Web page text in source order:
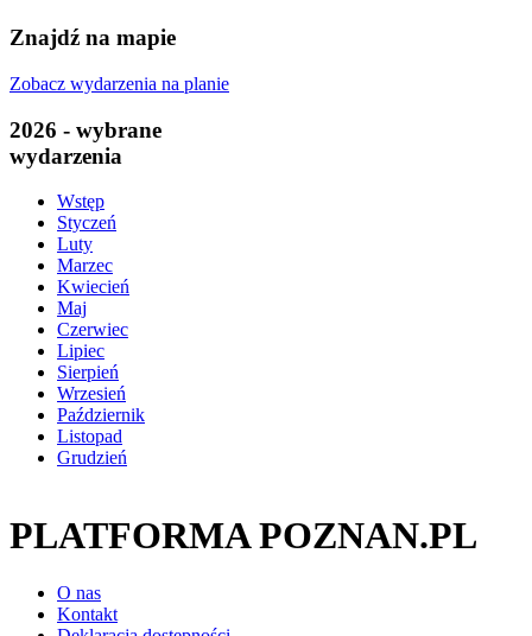
Znajdź na mapie
Zobacz wydarzenia na planie
2026 - wybrane
wydarzenia
Wstęp
Styczeń
Luty
Marzec
Kwiecień
Maj
Czerwiec
Lipiec
Sierpień
Wrzesień
Październik
Listopad
Grudzień
PLATFORMA POZNAN.PL
O nas
Kontakt